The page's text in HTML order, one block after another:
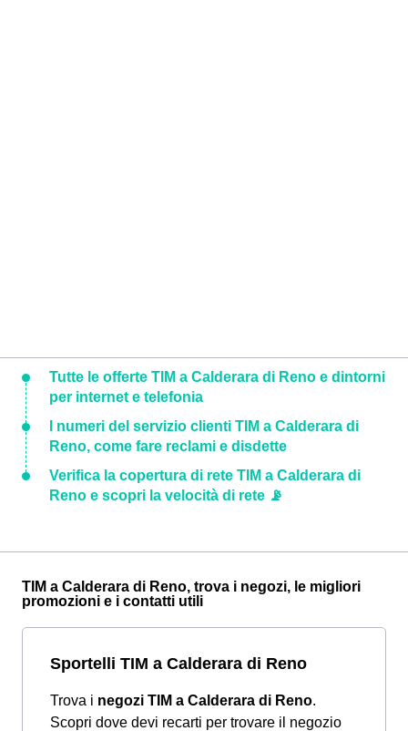
Tutte le offerte TIM a Calderara di Reno e dintorni
per internet e telefonia
I numeri del servizio clienti TIM a Calderara di
Reno, come fare reclami e disdette
Verifica la copertura di rete TIM a Calderara di
Reno e scopri la velocità di rete 📡
TIM a Calderara di Reno, trova i negozi, le migliori
promozioni e i contatti utili
Sportelli TIM a Calderara di Reno
Trova i negozi TIM a Calderara di Reno.
Scopri dove devi recarti per trovare il negozio